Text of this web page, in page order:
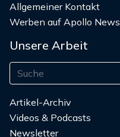
Allgemeiner Kontakt
Werben auf Apollo News
Unsere Arbeit
Artikel-Archiv
Videos & Podcasts
Newsletter